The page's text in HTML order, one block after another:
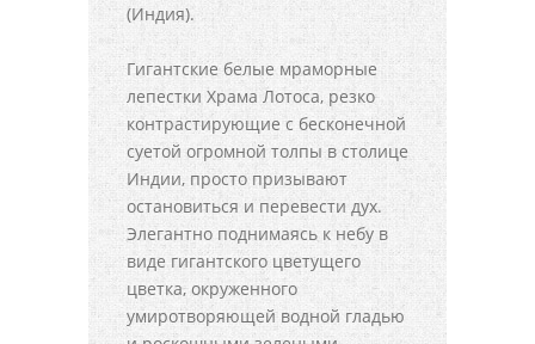
(Индия).
Гигантские белые мраморные
лепестки Храма Лотоса, резко
контрастирующие с бесконечной
суетой огромной толпы в столице
Индии, просто призывают
остановиться и перевести дух.
Элегантно поднимаясь к небу в
виде гигантского цветущего
цветка, окруженного
умиротворяющей водной гладью